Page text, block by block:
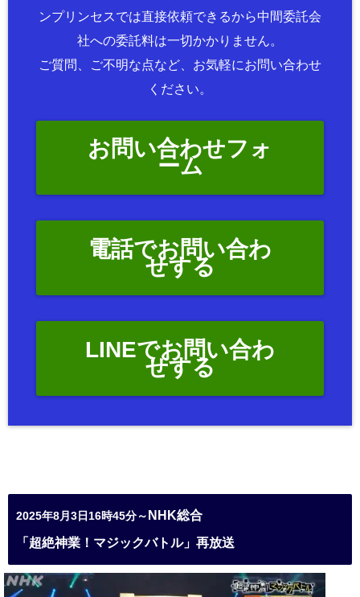
ンプリンセスでは直接依頼できるから中間委託会
社への委託料は一切かかりません。
ご質問、ご不明な点など、お気軽にお問い合わせ
ください。
お問い合わせフォ
ーム
電話でお問い合わ
せする
LINEでお問い合わ
せする
2025年8月3日16時45分～ NHK総合
「超絶神業！マジックバトル」再放送